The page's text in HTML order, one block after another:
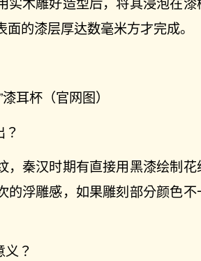
的漆层厚达数毫米方才完成。
耳杯（官网图）
，秦汉时期有直接用黑漆绘制
的浮雕感，如果雕刻部分颜色
？